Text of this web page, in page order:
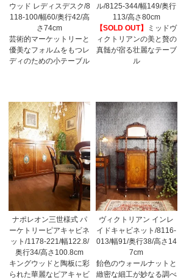
ウッド レディスデスク/8
118-100/幅60/奥行42/高
さ74cm
芸術的マーケットリーと
優美なフォルムをもつレ
ディのための小テーブル
ル/8125-344/幅149/奥行
113/高さ80cm
【SOLD OUT】
ミッドヴ
ィクトリアンの美と贅の
真髄が宿る壮麗なテーブ
ル
ナポレオン三世様式 パ
ーケトリーピアキャビネ
ット/1178-221/幅122.8/
奥行34/高さ100.8cm
キングウッドと陶板に彩
られた華麗なピアキャビ
ヴィクトリアン インレ
イドキャビネット/8116-
013/幅91/奥行38/高さ14
7cm
飴色のウォールナットと
緻密な細工が妙なる調べ